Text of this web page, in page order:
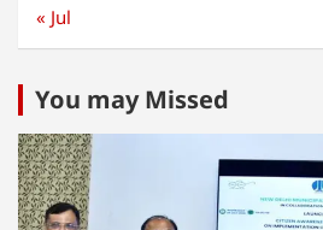
« Jul
You may Missed